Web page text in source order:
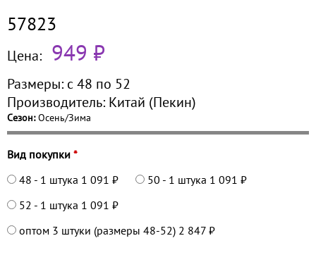
57823
Цена: 949 ₽
Размеры: с 48 по 52
Производитель: Китай (Пекин)
Сезон:Осень/Зима
Вид покупки *
48 - 1 штука 1 091 ₽ 50 - 1 штука 1 091 ₽
52 - 1 штука 1 091 ₽
оптом 3 штуки (размеры 48-52) 2 847 ₽